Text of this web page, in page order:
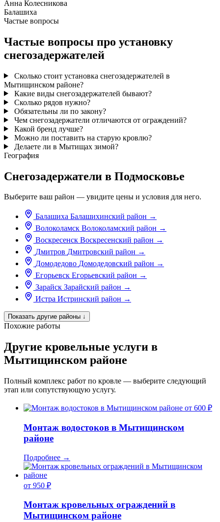
Анна Колесникова
Балашиха
Частые вопросы
Частые вопросы про установку
снегозадержателей
Сколько стоит установка снегозадержателей в
Мытищинском районе?
Какие виды снегозадержателей бывают?
Сколько рядов нужно?
Обязательны ли по закону?
Чем снегозадержатели отличаются от ограждений?
Какой бренд лучше?
Можно ли поставить на старую кровлю?
Делаете ли в Мытищах зимой?
География
Снегозадержатели в Подмосковье
Выберите ваш район — увидите цены и условия для него.
Балашиха Балашихинский район →
Волоколамск Волоколамский район →
Воскресенск Воскресенский район →
Дмитров Дмитровский район →
Домодедово Домодедовский район →
Егорьевск Егорьевский район →
Зарайск Зарайский район →
Истра Истринский район →
Показать другие районы ↓
Похожие работы
Другие кровельные услуги в
Мытищинском районе
Полный комплекс работ по кровле — выберите следующий
этап или сопутствующую услугу.
от 600 ₽
Монтаж водостоков в Мытищинском
районе
Подробнее →
от 950 ₽
Монтаж кровельных ограждений в
Мытищинском районе